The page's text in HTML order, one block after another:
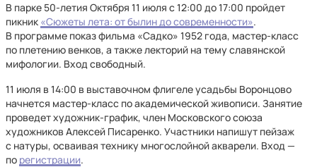
В парке 50-летия Октября 11 июля с 12:00 до 17:00 пройдет
пикник «Сюжеты лета: от былин до современности».
В программе показ фильма «Садко» 1952 года, мастер-класс
по плетению венков, а также лекторий на тему славянской
мифологии. Вход свободный.
11 июля в 14:00 в выставочном флигеле усадьбы Воронцово
начнется мастер-класс по академической живописи. Занятие
проведет художник-график, член Московского союза
художников Алексей Писаренко. Участники напишут пейзаж
с натуры, осваивая технику многослойной акварели. Вход —
по регистрации.